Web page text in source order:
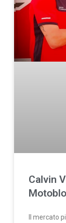
Calvin
Il mercato